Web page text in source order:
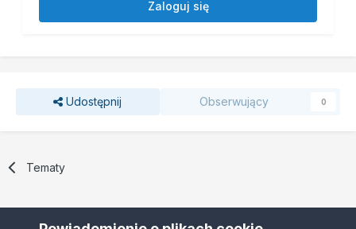
Zaloguj się
Udostępnij Obserwujący 0
Tematy